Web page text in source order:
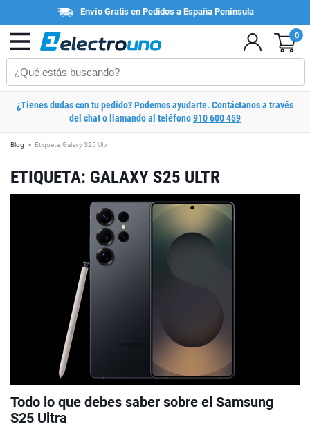
Envío Gratis en Pedidos a España Península
0
¿Tienes dudas con tu pedido? Podemos ayudarte. Contáctanos a través
del chat o llamando al teléfono910 600 459
Blog Etiqueta: Galaxy S25 Ultr
ETIQUETA: GALAXY S25 ULTR
Todo lo que debes saber sobre el Samsung
S25 Ultra